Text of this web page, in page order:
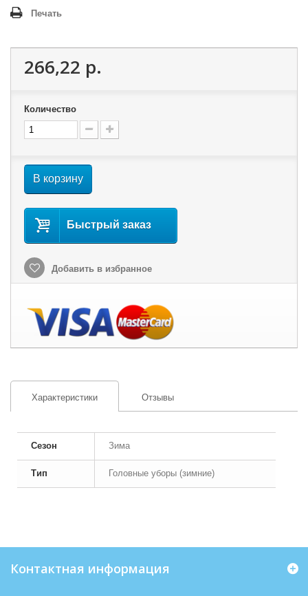
Печать
266,22 р.
Количество
В корзину
Быстрый заказ
Добавить в избранное
Характеристики Отзывы
Сезон Зима
Тип Головные уборы (зимние)
Контактная информация